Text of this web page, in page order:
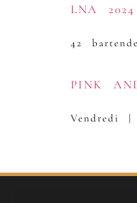
LNA 2024
42
PINK
Vendredi